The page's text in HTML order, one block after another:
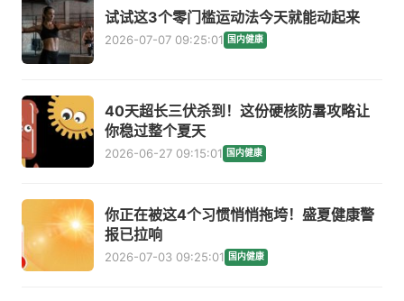
试试这3个零门槛运动法今天就能动起来
2026-07-07 09:25:01 国内健康
40天超长三伏杀到！这份硬核防暑攻略让
你稳过整个夏天
2026-06-27 09:15:01 国内健康
你正在被这4个习惯悄悄拖垮！盛夏健康警
报已拉响
2026-07-03 09:25:01 国内健康